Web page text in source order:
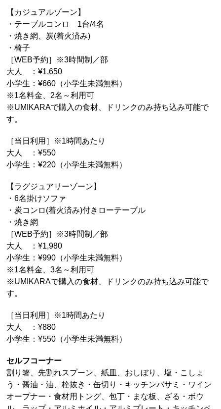
【カジュアルゾーン】
・テーブルコンロ 1台/4名
・焼き網、炭(着火済み)
・椅子
［WEB予約］※3時間制／部
大人 ：¥1,650
小学生：¥660（小学生未満無料）
※1名料金、2名～利用可
※UMIKARAで購入の食材、ドリンクのみ持ち込み可能で
す。
［当日利用］※1時間あたり
大人 ：¥550
小学生：¥220（小学生未満無料）
【ラグジュアリーゾーン】
・6名掛けソファ
・炭コンロ(着火済み)付きローテーブル
・焼き網
［WEB予約］※3時間制／部
大人 ：¥1,980
小学生：¥990（小学生未満無料）
※1名料金、3名～利用可
※UMIKARAで購入の食材、ドリンクのみ持ち込み可能で
す。
［当日利用］※1時間あたり
大人 ：¥880
小学生：¥550（小学生未満無料）
セルフコーナー
割り箸、先割れスプーン、紙皿、おしぼり、塩・こしょ
う・醤油・油、栓抜き・缶切り・キッチンバサミ・ワイン
オープナー・食材用トング、包丁・まな板、ざる・ボウ